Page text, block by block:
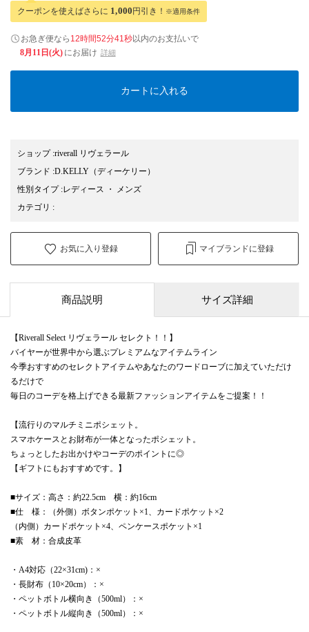
クーポンを使えばさらに 1,000円引き！ ※適用条件
お急ぎ便なら 12時間52分40秒以内のお支払いで
8月11日(火) にお届け 詳細
カートに入れる
ショップ:riverall リヴェラール
ブランド :D.KELLY （ディーケリー）
性別タイプ:レディース ・
メンズ
カテゴリ :
お気に入り登録 マイブランドに登録
商品説明 サイズ詳細
【Riverall Select リヴェラール セレクト！！】
バイヤーが世界中から選ぶプレミアムなアイテムライン
今季おすすめのセレクトアイテムやあなたのワードローブに加えていただけ
るだけで
毎日のコーデを格上げできる最新ファッションアイテムをご提案！！
【流行りのマルチミニポシェット。
スマホケースとお財布が一体となったポシェット。
ちょっとしたお出かけやコーデのポイントに◎
【ギフトにもおすすめです。】
■サイズ：高さ：約22.5cm 横：約16cm
■仕 様：（外側）ボタンポケット×1、カードポケット×2
（内側）カードポケット×4、ペンケースポケット×1
■素 材：合成皮革
・A4対応（22×31cm)：×
・長財布（10×20cm）：×
・ペットボトル横向き（500ml）：×
・ペットボトル縦向き（500ml）：×